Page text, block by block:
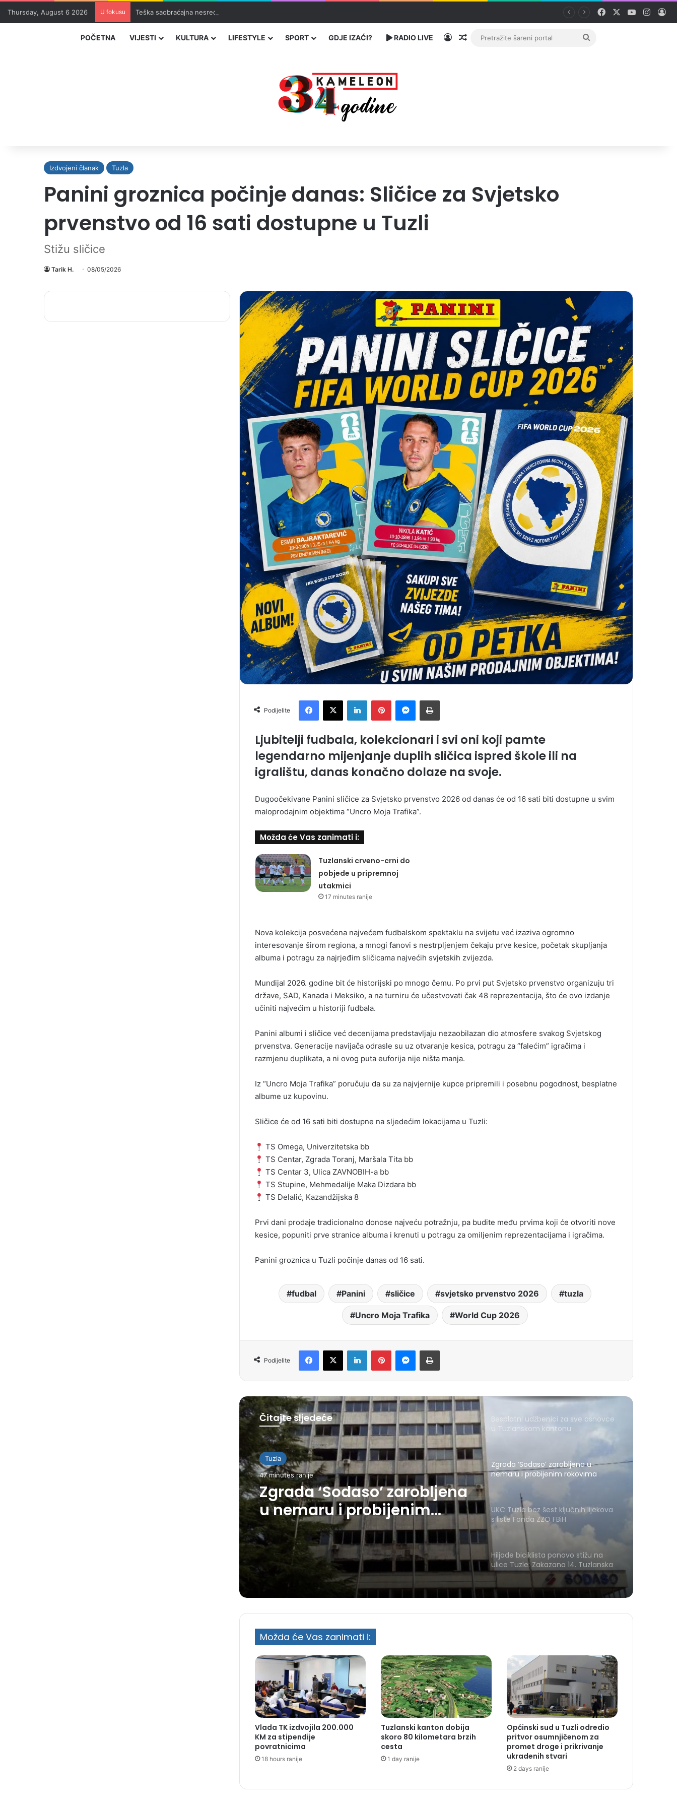
Thursday, August 6 2026 U fokusu Teška saobraćajna nesreća u Banovićima, poginuo 60-godišnji vozač Facebook YouTube
POČETNA VIJESTI KULTURA LIFESTYLE SPORT GDJE IZAĆI? RADIO LIVE PrijavaRandom članak
Pretražite
Izdvojeni članak Tuzla
Panini groznica počinje danas: Sličice za Svjetsko
prvenstvo od 16 sati dostupne u Tuzli
Stižu sličice
Tarik H. 08/05/2026
Podijelite
Ljubitelji fudbala, kolekcionari i svi oni koji pamte
legendarno mijenjanje duplih sličica ispred škole ili na
igralištu, danas konačno dolaze na svoje.
Dugoočekivane Panini sličice za Svjetsko prvenstvo 2026 od danas će od 16 sati biti dostupne u svim
maloprodajnim objektima “Uncro Moja Trafika”.
Možda će Vas zanimati i:
Tuzlanski crveno-crni do
pobjede u pripremnoj
utakmici
17 minutes ranije
Nova kolekcija posvećena najvećem fudbalskom spektaklu na svijetu već izaziva ogromno
interesovanje širom regiona, a mnogi fanovi s nestrpljenjem čekaju prve kesice, početak skupljanja
albuma i potragu za najrjeđim sličicama najvećih svjetskih zvijezda.
Mundijal 2026. godine bit će historijski po mnogo čemu. Po prvi put Svjetsko prvenstvo organizuju tri
države, SAD, Kanada i Meksiko, a na turniru će učestvovati čak 48 reprezentacija, što će ovo izdanje
učiniti najvećim u historiji fudbala.
Panini albumi i sličice već decenijama predstavljaju nezaobilazan dio atmosfere svakog Svjetskog
prvenstva. Generacije navijača odrasle su uz otvaranje kesica, potragu za “falećim” igračima i
razmjenu duplikata, a ni ovog puta euforija nije ništa manja.
Iz “Uncro Moja Trafika” poručuju da su za najvjernije kupce pripremili i posebnu pogodnost, besplatne
albume uz kupovinu.
Sličice će od 16 sati biti dostupne na sljedećim lokacijama u Tuzli:
TS Omega, Univerzitetska bb
TS Centar, Zgrada Toranj, Maršala Tita bb
TS Centar 3, Ulica ZAVNOBIH-a bb
TS Stupine, Mehmedalije Maka Dizdara bb
TS Delalić, Kazandžijska 8
Prvi dani prodaje tradicionalno donose najveću potražnju, pa budite među prvima koji će otvoriti nove
kesice, popuniti prve stranice albuma i krenuti u potragu za omiljenim reprezentacijama i igračima.
Panini groznica u Tuzli počinje danas od 16 sati.
fudbal Panini sličice svjetsko prvenstvo 2026 tuzla
Uncro Moja Trafika World Cup 2026
Podijelite
Čitajte sljedeće
Tuzla
47 minutes ranije
Zgrada ‘Sodaso’ zarobljena
u nemaru i probijenim
rokovima
Besplatni udžbenici za sve osnovce
u Tuzlanskom kantonu
Zgrada ‘Sodaso’ zarobljena u
nemaru i probijenim rokovima
UKC Tuzla bez šest ključnih lijekova
s liste Fonda ZZO FBiH
Hiljade biciklista ponovo stižu na
ulice Tuzle: Zakazana 14. Tuzlanska
biciklijada
Možda će Vas zanimati i:
Vlada TK izdvojila 200.000
KM za stipendije
povratnicima
18 hours ranije
Tuzlanski kanton dobija
skoro 80 kilometara brzih
cesta
1 day ranije
Općinski sud u Tuzli odredio
pritvor osumnjičenom za
promet droge i prikrivanje
ukradenih stvari
2 days ranije